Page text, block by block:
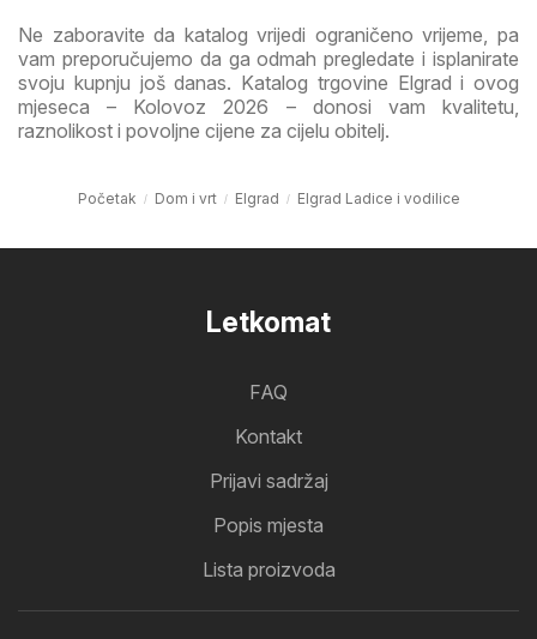
Ne zaboravite da katalog vrijedi ograničeno vrijeme, pa
vam preporučujemo da ga odmah pregledate i isplanirate
svoju kupnju još danas. Katalog trgovine Elgrad i ovog
mjeseca – Kolovoz 2026 – donosi vam kvalitetu,
raznolikost i povoljne cijene za cijelu obitelj.
Početak Dom i vrt Elgrad Elgrad Ladice i vodilice
Letkomat
FAQ
Kontakt
Prijavi sadržaj
Popis mjesta
Lista proizvoda